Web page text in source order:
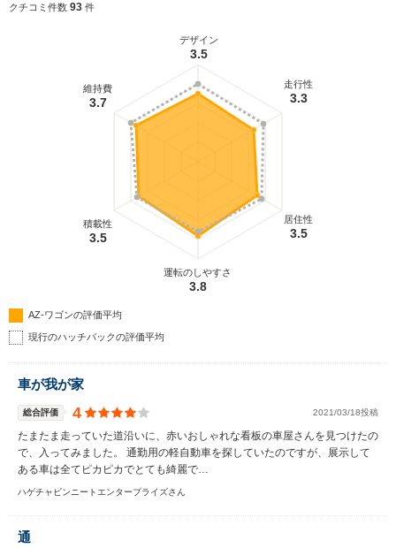
クチコミ件数 93 件
デザイン
3.5
走行性
3.3
居住性
3.5
運転のしやすさ
3.8
積載性
3.5
維持費
3.7
AZ-ワゴンの評価平均
現行のハッチバックの評価平均
車が我が家
総合評価 4 2021/03/18投稿
たまたま走っていた道沿いに、赤いおしゃれな看板の車屋さんを見つけたの
で、入ってみました。 通勤用の軽自動車を探していたのですが、展示して
ある車は全てピカピカでとても綺麗で…
ハゲチャビンニートエンタープライズさん
通